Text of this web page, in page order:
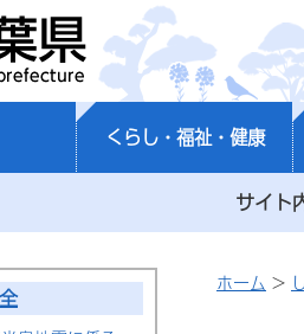
千葉県
くらし・福祉・健康
サイト
ホーム >